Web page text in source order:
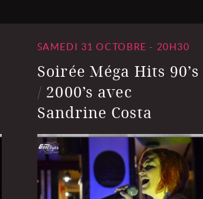
SAMEDI 31 OCTOBRE - 20H30
Soirée Méga Hits 90’s
/ 2000’s avec
Sandrine Costa